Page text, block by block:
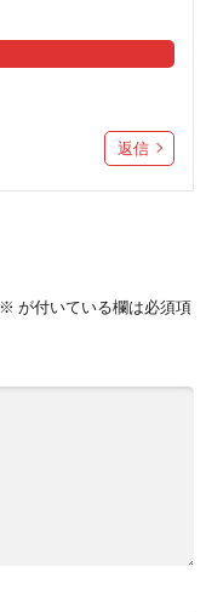
返信
※ が付いている欄は必須項